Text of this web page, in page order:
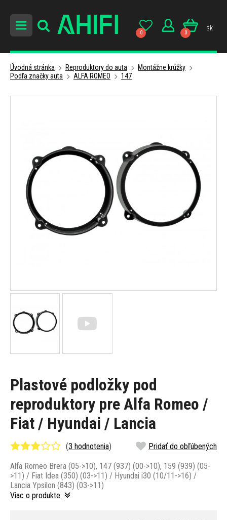
0 0
sk
Úvodná stránka Reproduktory do auta
Montážne krúžky
Podľa značky auta
ALFA ROMEO 147
Plastové podložky pod
reproduktory pre Alfa Romeo /
Fiat / Hyundai / Lancia
(3 hodnotenia) Pridať do obľúbených
Alfa Romeo Brera (05->10), 147 (937) (00->10), 159 (939) (05-
>11) / Fiat Idea (350) (03->11) / Hyundai i30 (10/11->16) /
Lancia Ypsilon (843) (03->11)
Viac o produkte